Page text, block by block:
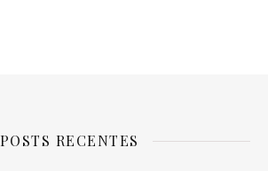
POSTS RECENTES